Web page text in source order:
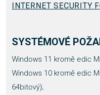
INTERNET SECURITY
SYSTÉMOVÉ
Windows 11 kromě edic
Windows 10 kromě edic
64bitový);